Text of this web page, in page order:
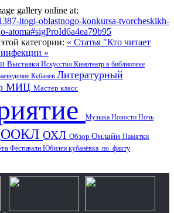
gallery online at:
itogi-oblastnogo-konkursa-tvorcheskikh-
atoma#sigProId6a4ea79b95
категории: « Статья "Кто читает
»
Выставки Искусство Кинотеатр в библиотеке
Кубанев Литературный
МИЦ Мастер класс
Музыка Новости Ночь
ООКЛ ОХЛ Обзор Онлайн Памятки
Фестивали Юбилеи кубанёвка_по_факту